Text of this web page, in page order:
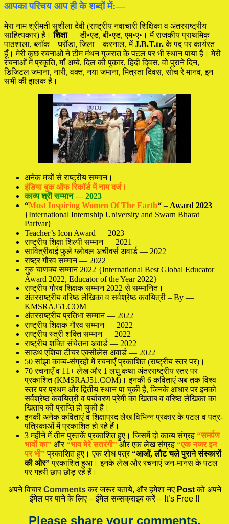
आपका परिचय आप ही के शब्दों में:—
मेरा नाम श्रीमती सुशीला देवी (राष्ट्रीय नवाचारी शिक्षिका व अंतरराष्ट्रीय
साहित्यकार) है।शिक्षा— डी•एड, बी•एड, एम•ए•। मैं राजकीय प्राथमिक
पाठशाला, ब्लॉक – घरौंडा, जिला – करनाल, मेंJ.B.T.tr.के पद पर कार्यरत
हूँ। मेरी कुछ रचनाओं ने टीम मंथन गुजरात के पटल पर भी स्थान पाया है। मेरी
रचनाओं में प्रकृति, माँ अम्बे, दिल की पुकार, हिंदी दिवस, वो पुराने दिन,
डिजिटल जमाना, नारी, वक्त, नया जमाना, मित्रता दिवस, सोच रे मानव, इन
सभी की झलक है।
अनेक मंचों से राष्ट्रीय सम्मान।
इंडिया बुक ऑफ रिकॉर्ड में नाम दर्ज।
काव्य श्री सम्मान — 2023
“Most Inspiring Women Of The Earth“ – Award 2023
{International Internship University and Swarn Bharat
Parivar}
Teacher’s Icon Award — 2023
राष्ट्रीय शिक्षा शिल्पी सम्मान — 2021
सावित्रीबाई फुले ग्लोबल अचीवर्स अवार्ड — 2022
राष्ट्र गौरव सम्मान — 2022
गुरु चाणक्य सम्मान 2022 {International Best Global Educator
Award 2022, Educator of the Year 2022}
राष्ट्रीय गौरव शिक्षक सम्मान 2022 से सम्मानित।
अंतरराष्ट्रीय वरिष्ठ लेखिका व सर्वश्रेष्ठ कवयित्री – By —
KMSRAJ51.COM
अंतरराष्ट्रीय प्रतिभा सम्मान — 2022
राष्ट्रीय शिक्षक गौरव सम्मान — 2022
राष्ट्रीय स्त्री शक्ति सम्मान — 2022
राष्ट्रीय शक्ति संचेतना अवार्ड — 2022
साउथ एशिया टीचर एक्सीलेंस अवार्ड — 2022
50 सांझा काव्य-संग्रहों में रचनाएँ प्रकाशित (राष्ट्रीय स्तर पर)।
70 रचनाएँ व 11+ लेख और 1 लघु कथा अंतरराष्ट्रीय स्तर पर
प्रकाशित (KMSRAJ51.COM)। इनकी 6 कविताएं अब तक विश्व
स्तर पर प्रथम और द्वितीय स्थान पा चुकी है, जिनके आधार पर इनको
सर्वश्रेष्ठ कवयित्री व पर्यावरण प्रेमी का खिताब व वरिष्ठ लेखिका का
खिताब की प्राप्ति हो चुकी है।
इनकी अनेक कविताएं व शिक्षाप्रद लेख विभिन्न प्रकार के पटल व पत्र-
पत्रिकाओं में प्रकाशित हो रहे हैं।
3 महीने में तीन पुस्तकें प्रकाशित हुए। जिसमें दो काव्य संग्रह “समर्पण
भावों का” और“भाव मेरे सतरंगी” और एक लेख संग्रह “एक नजर इन
पर भी”प्रकाशित हुए। एक शोध पत्र“आओं, लौट चले पुराने संस्कारों
की ओर”प्रकाशित हुआ। इनके लेख और रचनाएं जन-मानस के पटल
पर गहरी छाप छोड़ रहे हैं।
अपने विचारCommentsकर जरूर बताये, और हमेशा नए Postको अपने
ईमेल पर पाने के लिए – ईमेल सब्सक्राइब करें – It’s Free !!
Please share your comments.